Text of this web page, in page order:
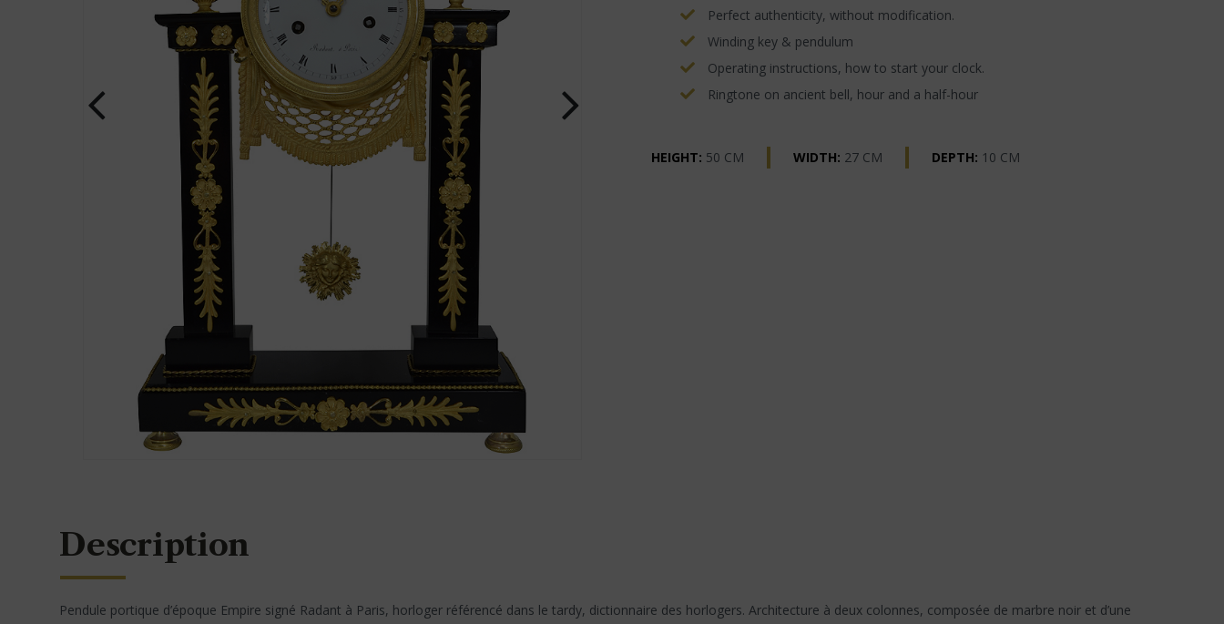
Perfect authenticity, without modification.
Winding key & pendulum
Operating instructions, how to start your clock.
Ringtone on ancient bell, hour and a half-hour
HEIGHT: 50 CM WIDTH: 27 CM DEPTH: 10 CM
Description
Pendule portique d’époque Empire signé Radant à Paris, horloger référencé dans le tardy, dictionnaire des horlogers. Architecture à deux colonnes, composée de marbre noir et d’une